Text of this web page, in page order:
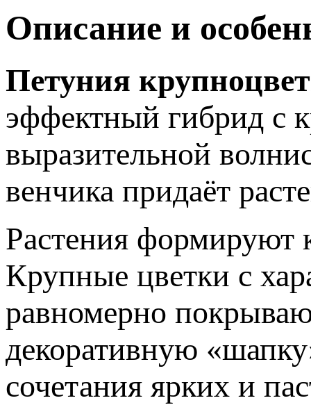
Описание и
Петуния
эффектный гибрид с
выразительной
венчика придаёт
Растения формируют
Крупные цветки с
равномерно
декоративную
сочетания ярких и